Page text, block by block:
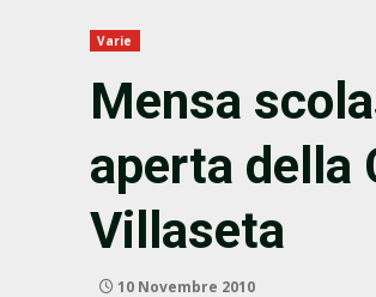
Varie
Mensa
aperta della
Villaseta
10 Novembre 2010